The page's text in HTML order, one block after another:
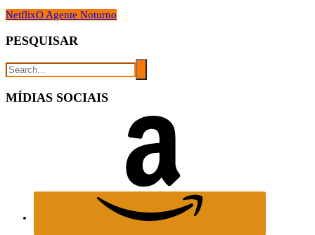
NetflixO Agente Noturno
PESQUISAR
MÍDIAS SOCIAIS